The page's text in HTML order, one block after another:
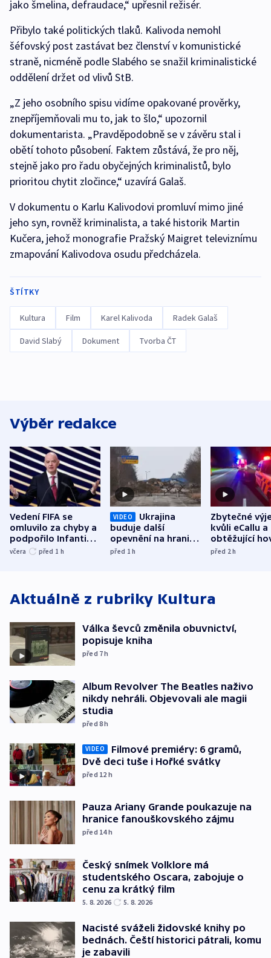
jako šmelina, defraudace,“ upřesnil režisér.
Přibylo také politických tlaků. Kalivoda nemohl
šéfovský post zastávat bez členství v komunistické
straně, nicméně podle Slabého se snažil kriminalistické
oddělení držet od vlivů StB.
„Z jeho osobního spisu vidíme opakované prověrky,
znepříjemňovali mu to, jak to šlo,“ upozornil
dokumentarista. „Pravděpodobně se v závěru stal i
obětí tohoto působení. Faktem zůstává, že pro něj,
stejně jako pro řadu obyčejných kriminalistů, bylo
prioritou chytit zločince,“ uzavírá Galaš.
V dokumentu o Karlu Kalivodovi promluví mimo jiné
jeho syn, rovněž kriminalista, a také historik Martin
Kučera, jehož monografie Pražský Maigret televiznímu
zmapování Kalivodova osudu předcházela.
ŠTÍTKY
Kultura Film Karel Kalivoda Radek Galaš
David Slabý Dokument Tvorba ČT
Výběr redakce
Vedení FIFA se
omluvilo za chyby a
podpořilo Infantina.
UEFA trvá na
včera před 1 h
VIDEO
Ukrajina
buduje další
opevnění na hranici
s Běloruskem
před 1h
Zbytečné
kvůli eCallu a
obtěžující
zdržují
před 2h
Aktuálně z rubriky Kultura
Válka ševců změnila obuvnictví,
popisuje kniha
před 7h
Album Revolver The Beatles naživo
nikdy nehráli. Objevovali ale magii
studia
před 8h
VIDEO
Filmové premiéry: 6 gramů,
Dvě deci tuše i Hořké svátky
před 12 h
Pauza Ariany Grande poukazuje na
hranice fanouškovského zájmu
před 14h
Český snímek Volklore má
studentského Oscara, zabojuje o
cenu za krátký film
5. 8. 2026 5. 8. 2026
Nacisté sváželi židovské knihy po
bednách. Čeští historici pátrali, komu
je zabavili